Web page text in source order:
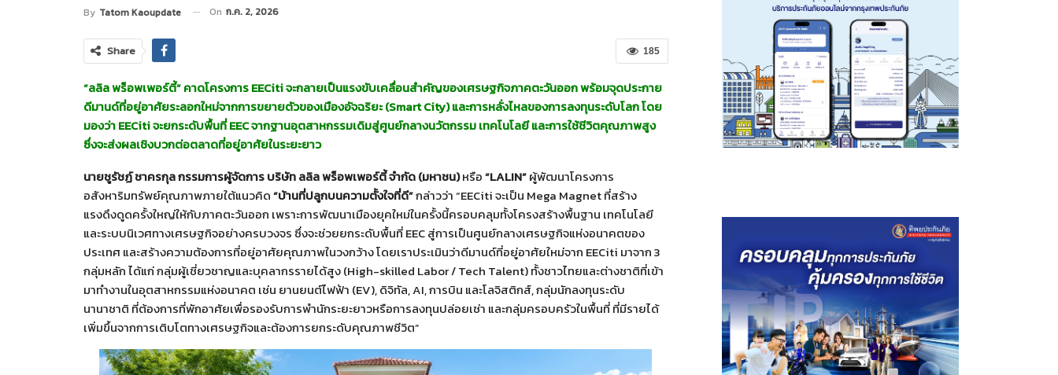
By Tatom Kaoupdate On ก.ค. 2, 2026
185
Share
“ลลิล พร็อพเพอร์ตี้” คาดโครงการ EECiti จะกลายเป็นแรงขับเคลื่อนสำคัญของเศรษฐกิจภาคตะวันออก พร้อมจุดประกาย
ดีมานด์ที่อยู่อาศัยระลอกใหม่จากการขยายตัวของเมืองอัจฉริยะ (Smart City) และการหลั่งไหลของการลงทุนระดับโลก โดย
มองว่า EECiti จะยกระดับพื้นที่ EEC จากฐานอุตสาหกรรมเดิมสู่ศูนย์กลางนวัตกรรม เทคโนโลยี และการใช้ชีวิตคุณภาพสูง
ซึ่งจะส่งผลเชิงบวกต่อตลาดที่อยู่อาศัยในระยะยาว
นายชูรัชฏ์ ชาครกุล กรรมการผู้จัดการ บริษัท ลลิล พร็อพเพอร์ตี้ จำกัด (มหาชน)หรือ“LALIN”ผู้พัฒนาโครงการ
อสังหาริมทรัพย์คุณภาพภายใต้แนวคิด“บ้านที่ปลูกบนความตั้งใจที่ดี”กล่าวว่า “EECiti จะเป็น Mega Magnet ที่สร้าง
แรงดึงดูดครั้งใหญ่ให้กับภาคตะวันออก เพราะการพัฒนาเมืองยุคใหม่ในครั้งนี้ครอบคลุมทั้งโครงสร้างพื้นฐาน เทคโนโลยี
และระบบนิเวศทางเศรษฐกิจอย่างครบวงจร ซึ่งจะช่วยยกระดับพื้นที่ EEC สู่การเป็นศูนย์กลางเศรษฐกิจแห่งอนาคตของ
ประเทศ และสร้างความต้องการที่อยู่อาศัยคุณภาพในวงกว้าง โดยเราประเมินว่าดีมานด์ที่อยู่อาศัยใหม่จาก EECiti มาจาก 3
กลุ่มหลัก ได้แก่ กลุ่มผู้เชี่ยวชาญและบุคลากรรายได้สูง (High-skilled Labor / Tech Talent) ทั้งชาวไทยและต่างชาติที่เข้า
มาทำงานในอุตสาหกรรมแห่งอนาคต เช่น ยานยนต์ไฟฟ้า (EV), ดิจิทัล, AI, การบิน และโลจิสติกส์, กลุ่มนักลงทุนระดับ
นานาชาติ ที่ต้องการที่พักอาศัยเพื่อรองรับการพำนักระยะยาวหรือการลงทุนปล่อยเช่า และกลุ่มครอบครัวในพื้นที่ ที่มีรายได้
เพิ่มขึ้นจากการเติบโตทางเศรษฐกิจและต้องการยกระดับคุณภาพชีวิต”